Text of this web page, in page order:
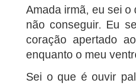
Amada irmã, eu sei
não conseguir. Eu
coração apertado
enquanto o meu
Sei o que é ouvir